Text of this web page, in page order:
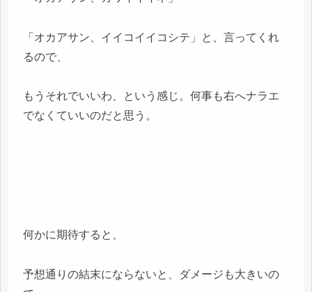
「オカアサン、イイコイイコシテ」と、言ってくれ
るので、
もうそれでいいわ、という感じ。何事も右へナラエ
でなくていいのだと思う。
何かに期待すると、
予想通りの結末にならないと、ダメージも大きいの